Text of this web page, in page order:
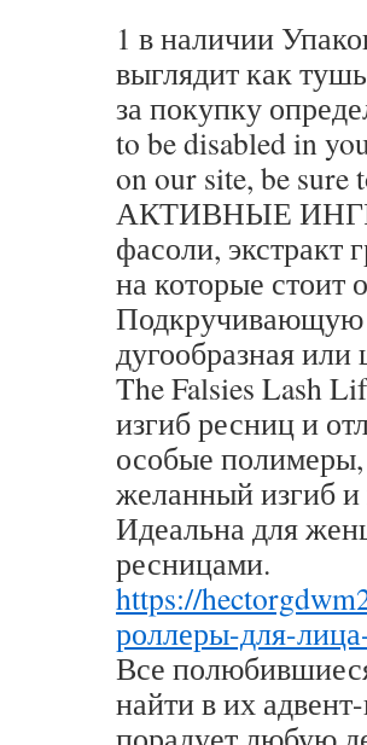
1 в наличии
выглядит как
за покупку
to be disabled in
on our site, be sure
АКТИВНЫЕ
фасоли, экстракт
на которые стоит
Подкручивающую
дугообразная
The Falsies Lash
изгиб ресниц и
особые
желанный изгиб и
Идеальна для
ресницами.
https://
роллеры-для-
Все
найти в их